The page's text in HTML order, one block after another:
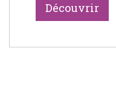
Découvrir